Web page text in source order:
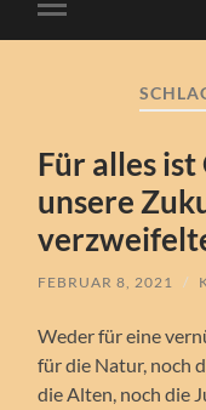
Mobile-
Menü
Für alles
unsere
FEBRUAR 8, 2021 /
Weder für eine
für die Natur, noch
die Alten, noch die